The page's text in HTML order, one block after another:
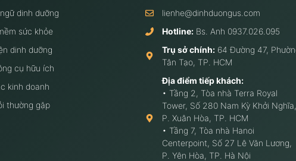
dinh dưỡng
sức khỏe
dinh dưỡng
cụ hữu ích
kinh doanh
thường gặp
lienhe@dinhduongus.com
Hotline: Bs. Anh 0937.026.095
Trụ sở chính: 64 Đường 47,
Tân Tạo, TP. HCM
Địa điểm tiếp khách:
• Tầng 2, Tòa nhà Terra Royal
Tower, Số 280 Nam Kỳ Khởi Nghĩa,
P. Xuân Hòa, TP. HCM
• Tầng 7, Tòa nhà Hanoi
Centerpoint, Số 27 Lê Văn Lương,
P. Yên Hòa, TP. Hà Nội